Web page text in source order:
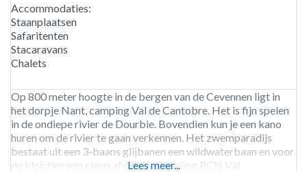
Accommodaties:
Staanplaatsen
Safaritenten
Stacaravans
Chalets
Op 800 meter hoogte in de bergen van de Cevennen ligt in
het dorpje Nant, camping Val de Cantobre. Het is fijn spelen
in de ondiepe rivier de Dourbie. Bovendien kun je een kano
huren om de rivier te gaan verkennen. Het zwemparadijs
bestaat uit een 3-baans glijbanen een wildwaterbaan en voor
de kleintjes een eigen afdeling. Camping RCN Val
Lees meer...